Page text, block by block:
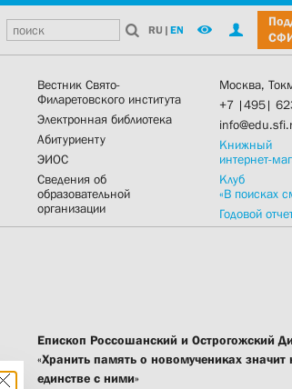
RU | EN
Вестник Свято-
Филаретовского института
Электронная библиотека
Абитуриенту
ЭИОС
Сведения об
образовательной
организации
Москва,
+7 |495|
Книжный
интернет-
Клуб
«В поисках
Годовой
Епископ Россошанский и Острогожский
«Хранить память о новомучениках значит
единстве с ними»